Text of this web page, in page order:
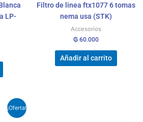
LP-
Filtro de linea ftx1077 6 tomas
nema usa (STK)
Accesorios
₲ 60.000
Añadir al carrito
¡Oferta!
precio